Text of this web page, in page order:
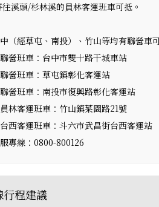
溪頭/杉林溪的員林客運班車可抵。
（經草屯、南投）、竹山等均有聯營車
營班車：台中市雙十路干城車站
聯營班車：草屯鎮彰化客運站
營班車：南投市復興路彰化客運
林客運班車：竹山鎮菜園路21號
西客運班車：斗六市武昌街台西客運
專線：0800-800126
程建議